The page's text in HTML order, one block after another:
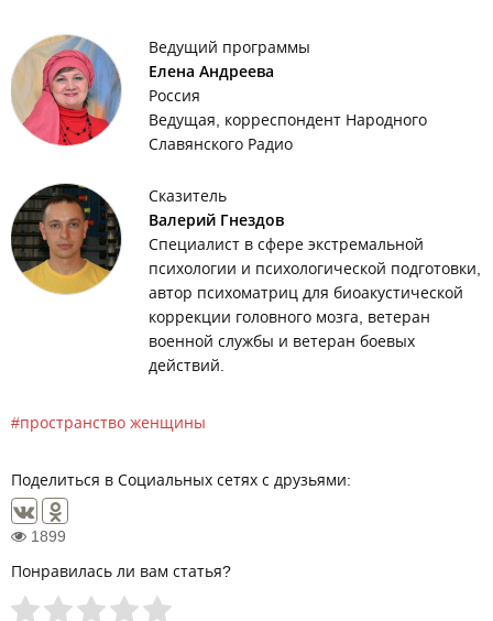
Ведущий программы
Елена Андреева
Россия
Ведущая, корреспондент Народного
Славянского Радио
Сказитель
Валерий Гнездов
Специалист в сфере экстремальной
психологии и психологической подготовки,
автор психоматриц для биоакустической
коррекции головного мозга, ветеран
военной службы и ветеран боевых
действий.
пространство женщины
Поделиться в Социальных сетях с друзьями:
1899
Понравилась ли вам статья?